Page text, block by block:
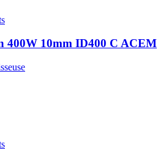
400W 10mm ID400 C ACEM